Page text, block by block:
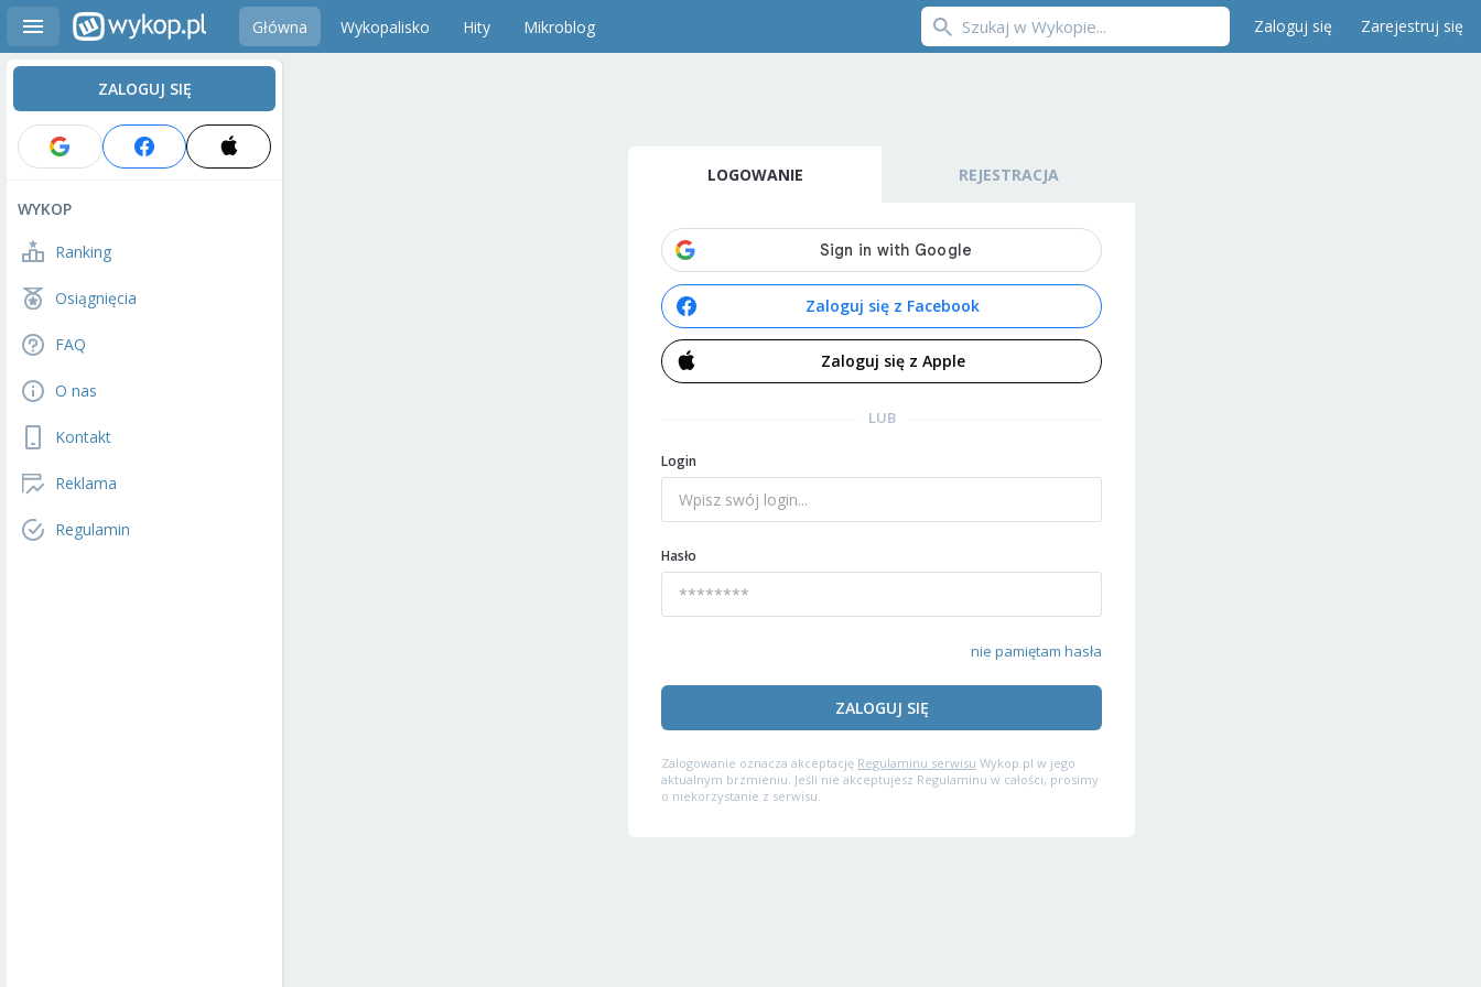
Główna Wykopalisko Hity Mikroblog Zaloguj się Zarejestruj się
ZALOGUJ SIĘ
WYKOP
Ranking
Osiągnięcia
FAQ
O nas
Kontakt
Reklama
Regulamin
LOGOWANIE REJESTRACJA
Zaloguj się z Facebook
Zaloguj się z Apple
LUB
Login
Hasło
nie pamiętam hasła
ZALOGUJ SIĘ
Zalogowanie oznacza akceptację Regulaminu serwisu Wykop.pl w jego
aktualnym brzmieniu. Jeśli nie akceptujesz Regulaminu w całości, prosimy
o niekorzystanie z serwisu.